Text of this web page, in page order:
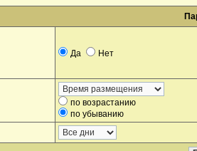
Да Нет
по возрастанию
по убыванию